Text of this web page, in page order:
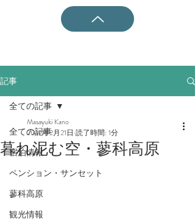
記事
全ての記事
宿泊情報
ペンション・サンセット
蓼科高原
観光情報
全ての記事
暮れ泥む空・蓼科高原
Masayuki Kano
2019年2月21日 読了時間: 1分